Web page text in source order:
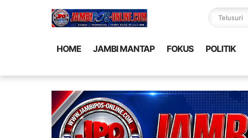
HOME JAMBI MANTAP FOKUS POLITIK